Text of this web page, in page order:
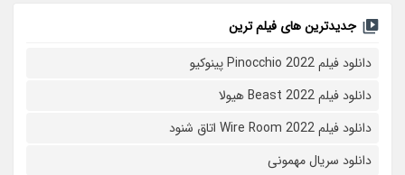
جدیدترین های فیلم ترین
دانلود فیلم Pinocchio 2022 پینوکیو
دانلود فیلم Beast 2022 هیولا
دانلود فیلم Wire Room 2022 اتاق شنود
دانلود سریال مهمونی